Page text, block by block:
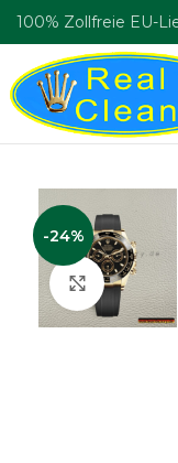
-24%
Zum
100% Zollfreie EU-